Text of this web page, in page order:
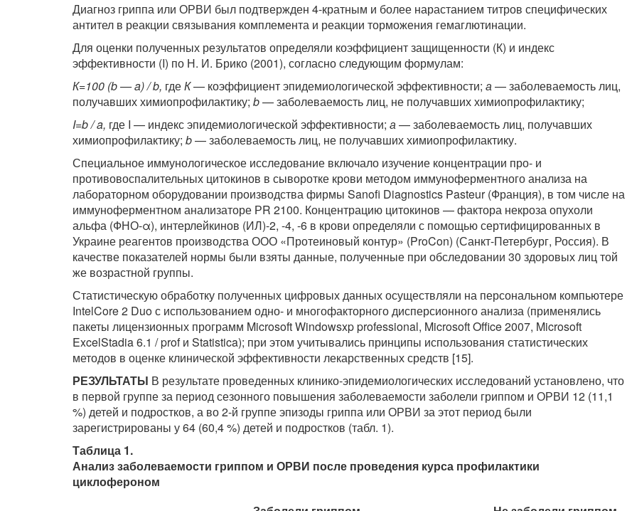
Диагноз гриппа или ОРВИ был подтвержден 4-кратным и более нарастанием титров специфических
антител в реакции связывания комплемента и реакции торможения гемаглютинации.
Для оценки полученных результатов определяли коэффициент защищенности (К) и индекс
эффективности (I) по Н. И. Брико (2001), согласно следующим формулам:
К=100 (b — a) / b, гдеК— коэффициент эпидемиологической эффективности; а— заболеваемость лиц,
получавших химиопрофилактику; b— заболеваемость лиц, не получавших химиопрофилактику;
I=b / a, где I — индекс эпидемиологической эффективности; а— заболеваемость лиц, получавших
химиопрофилактику; b— заболеваемость лиц, не получавших химиопрофилактику.
Специальное иммунологическое исследование включало изучение концентрации про- и
противовоспалительных цитокинов в сыворотке крови методом иммуноферментного анализа на
лабораторном оборудовании производства фирмы Sanofi Diagnostics Pasteur (Франция), в том числе на
иммуноферментном анализаторе РR 2100. Концентрацию цитокинов — фактора некроза опухоли
альфа (ФНО-α), интерлейкинов (ИЛ)-2, -4, -6 в крови определяли с помощью сертифицированных в
Украине реагентов производства ООО «Протеиновый контур» (ProCon) (Санкт-Петербург, Россия). В
качестве показателей нормы были взяты данные, полученные при обследовании 30 здоровых лиц той
же возрастной группы.
Статистическую обработку полученных цифровых данных осуществляли на персональном компьютере
IntelCore 2 Duo с использованием одно- и многофакторного дисперсионного анализа (применялись
пакеты лицензионных программ Microsoft Windowsxp professional, Microsoft Office 2007, Microsoft
ExcelStadia 6.1 / prof и Statistica); при этом учитывались принципы использования статистических
методов в оценке клинической эффективности лекарственных средств [15].
РЕЗУЛЬТАТЫ В результате проведенных клинико-эпидемиологических исследований установлено, что
в первой группе за период сезонного повышения заболеваемости заболели гриппом и ОРВИ 12 (11,1
%) детей и подростков, а во 2-й группе эпизоды гриппа или ОРВИ за этот период были
зарегистрированы у 64 (60,4 %) детей и подростков (табл. 1).
Таблица 1.
Анализ заболеваемости гриппом и ОРВИ после проведения курса профилактики
циклофероном